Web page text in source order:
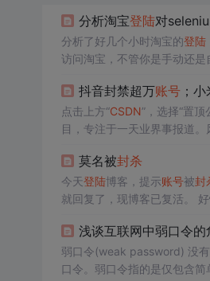
分析淘宝登陆对
分析了好几个小时淘宝的登陆
访问淘宝，不管你是手动还
《selen...
抖音封禁超万账号；小
点击上方“CSDN”，选择“置
目，专注于一天业界事报道
置评4、
莫名被封杀
今天登陆博客，提示账号被封
就回复了，现博客已复活。
浅谈互联网中弱口令的
弱口令(weak password) 没
口令。弱口令指的是仅包含